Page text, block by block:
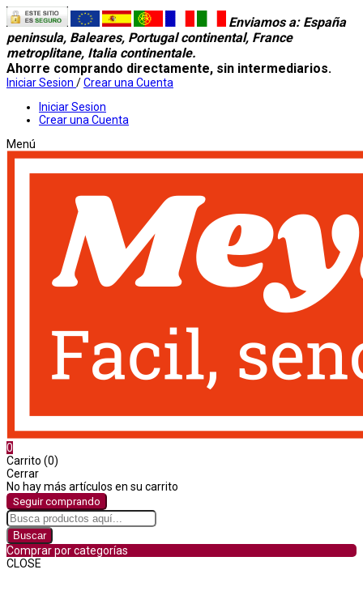
Enviamos a: España
peninsula, Baleares, Portugal continental, France
metroplitane, Italia continentale.
Ahorre comprando directamente, sin intermediarios.
Iniciar Sesion /Crear una Cuenta
Iniciar Sesion
Crear una Cuenta
Menú
0
Carrito (0)
Cerrar
No hay más artículos en su carrito
Seguir comprando
Buscar
Comprar por categorías
CLOSE